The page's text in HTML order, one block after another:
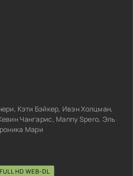
Кэти Бэйкер, Ивэн Холцман,
Чангарис, Manny Spero, Эль
Мари
FULL HD WEB-DL